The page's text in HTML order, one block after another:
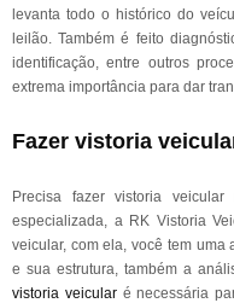
levanta todo o histórico do
leilão. Também é feito
identificação, entre outros
extrema importância para dar
Fazer vistoria
Precisa fazer vistoria
especializada, a RK Vistoria
veicular, com ela, você tem
e sua estrutura, também a
vistoria veicularé necessária